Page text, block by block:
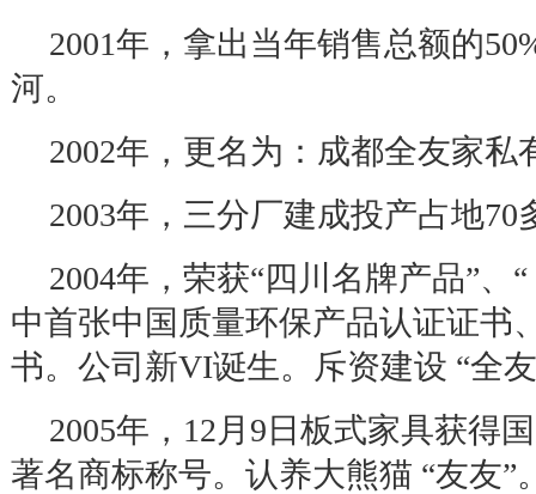
2001年，拿出当年销售总额的
河。
2002年，更名为：成都全友家私
2003年，三分厂建成投产占地70
2004年，荣获“四川名牌产品”、 “
中首张中国质量环保产品认证证书
书。公司新VI诞生。斥资建设 “全
2005年， 12月 9 日板式家具获得
著名商标称号。认养大熊猫 “友友”